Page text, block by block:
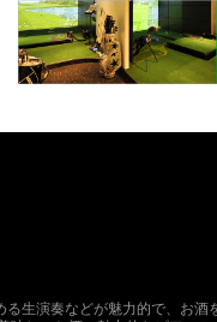
生演奏などが魅力的で、お